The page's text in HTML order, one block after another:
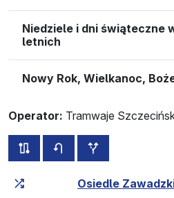
Niedziele i dni świąteczne
letnich
Nowy Rok, Wielkanoc,
Operator: Tramwaje
wszystkie trasy tej linii
rozkład jazdy dla
Czas przejazdu narastająco
Osiedle